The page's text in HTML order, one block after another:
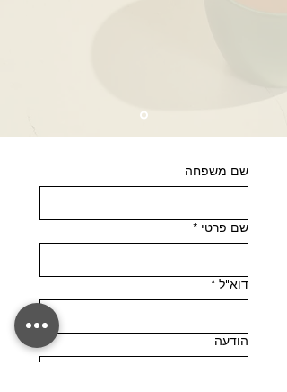
שם משפחה
שם פרטי *
דוא"ל *
הודעה